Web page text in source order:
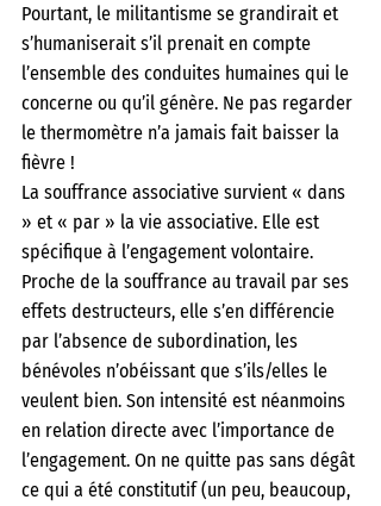
Pourtant, le militantisme se grandirait et
s’humaniserait s’il prenait en compte
l’ensemble des conduites humaines qui le
concerne ou qu’il génère. Ne pas regarder
le thermomètre n’a jamais fait baisser la
fièvre !
La souffrance associative survient « dans
» et « par » la vie associative. Elle est
spécifique à l’engagement volontaire.
Proche de la souffrance au travail par ses
effets destructeurs, elle s’en différencie
par l’absence de subordination, les
bénévoles n’obéissant que s’ils/elles le
veulent bien. Son intensité est néanmoins
en relation directe avec l’importance de
l’engagement. On ne quitte pas sans dégât
ce qui a été constitutif (un peu, beaucoup,